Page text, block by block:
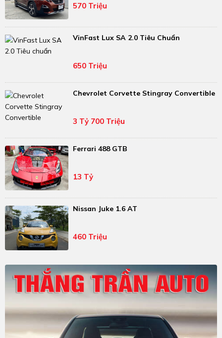
570 Triệu
VinFast Lux SA 2.0 Tiêu Chuẩn
650 Triệu
Chevrolet Corvette Stingray Convertible
3 Tỷ 700 Triệu
Ferrari 488 GTB
13 Tỷ
Nissan Juke 1.6 AT
460 Triệu